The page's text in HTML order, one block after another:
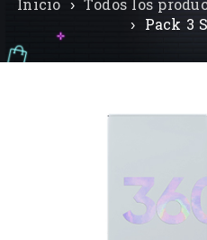
› Pack 3